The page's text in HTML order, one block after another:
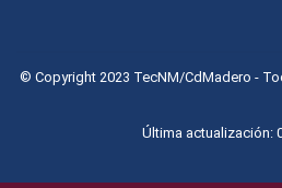
© Copyright 2023 TecNM/CdMadero -
Última actualización: